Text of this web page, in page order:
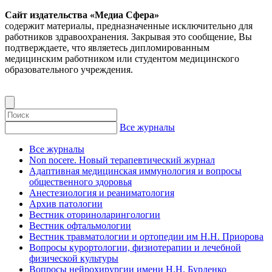
Сайт издательства «Медиа Сфера»
содержит материалы, предназначенные исключительно для
работников здравоохранения. Закрывая это сообщение, Вы
подтверждаете, что являетесь дипломированным
медицинским работником или студентом медицинского
образовательного учреждения.
Все журналы
Все журналы
Non nocere. Новый терапевтический журнал
Адаптивная медицинская иммунология и вопросы
общественного здоровья
Анестезиология и реаниматология
Архив патологии
Вестник оториноларингологии
Вестник офтальмологии
Вестник травматологии и ортопедии им Н.Н. Приорова
Вопросы курортологии, физиотерапии и лечебной
физической культуры
Вопросы нейрохирургии имени Н.Н. Бурденко